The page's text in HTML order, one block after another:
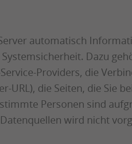
automatisch
Dazu
Providers, die
URL), die Seiten, die Sie
Personen sind
wird nicht